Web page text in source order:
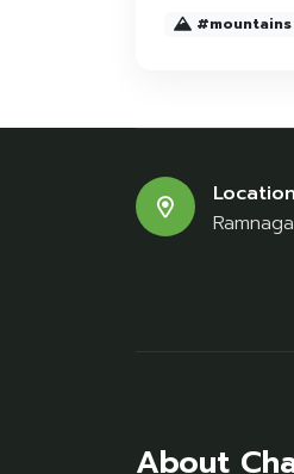
#mountains
Location
About